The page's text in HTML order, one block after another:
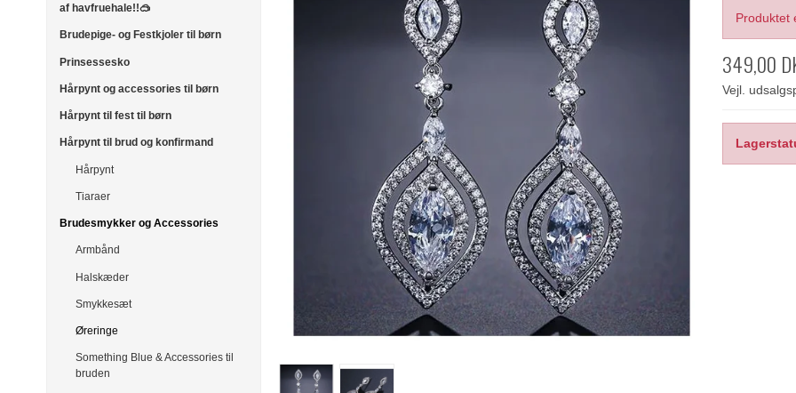
af havfruehale!!🥽
Brudepige- og Festkjoler til børn
Prinsessesko
Hårpynt og accessories til børn
Hårpynt til fest til børn
Hårpynt til brud og konfirmand
Hårpynt
Tiaraer
Brudesmykker og Accessories
Armbånd
Halskæder
Smykkesæt
Øreringe
Something Blue & Accessories til
bruden
Produktet
349,00
Vejl.